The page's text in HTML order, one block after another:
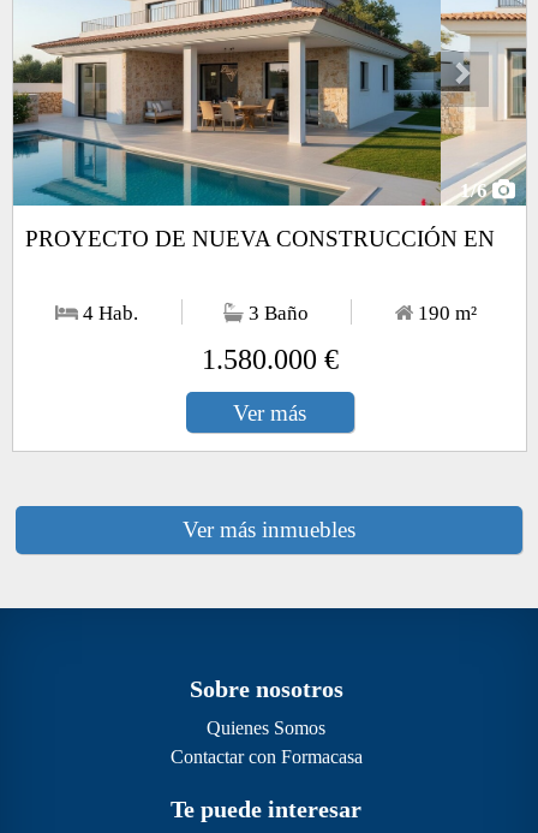
1/6
PROYECTO DE NUEVA CONSTRUCCIÓN EN
4 Hab. 3 Baño 190m²
1.580.000 €
Ver más
Ver más inmuebles
Sobre nosotros
Quienes Somos
Contactar con Formacasa
Te puede interesar